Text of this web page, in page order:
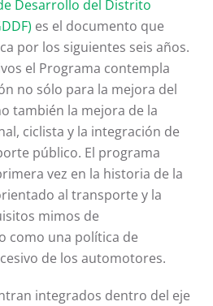
Desarrollo del Distrito
es el documento que
por los siguientes seis años.
el Programa contempla
no sólo para la mejora del
también la mejora de la
ciclista y la integración de
público. El programa
vez en la historia de la
al transporte y la
mimos de
como una política de
de los automotores.
integrados dentro del eje